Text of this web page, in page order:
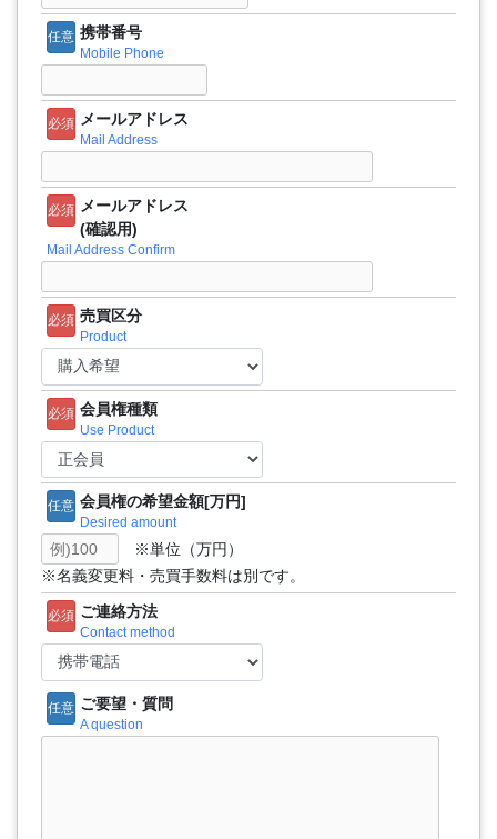
任意 携帯番号
Mobile Phone
必須 メールアドレス
Mail Address
必須 メールアドレス
(確認用)
Mail Address Confirm
必須 売買区分
Product
必須 会員権種類
Use Product
任意 会員権の希望金額[万円]
Desired amount
※単位（万円）
※名義変更料・売買手数料は別です。
必須 ご連絡方法
Contact method
任意 ご要望・質問
A question